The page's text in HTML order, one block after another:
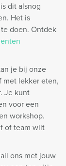
dit alsnog
Het is
doen. Ontdek
je bij onze
met lekker eten,
Je kunt
voor een
workshop.
of team wilt
ons met jouw